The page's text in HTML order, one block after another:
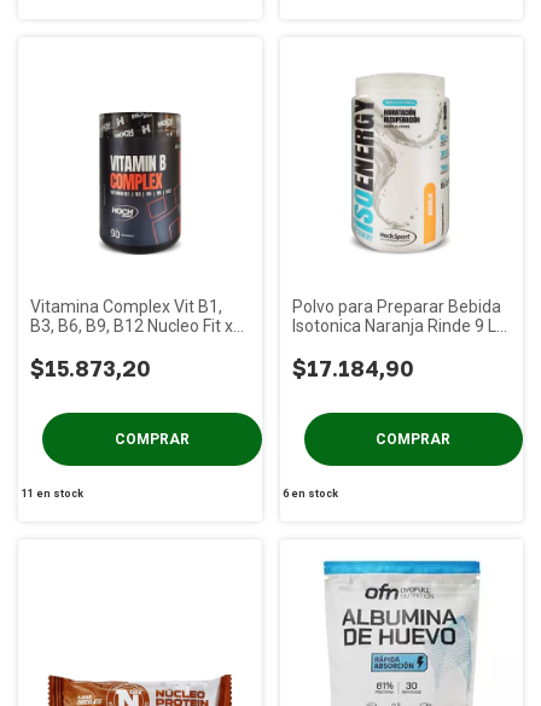
Vitamina Complex Vit B1,
B3, B6, B9, B12 Nucleo Fit x
$15.873,20
11 en stock
Polvo para Preparar Bebida
Isotonica Naranja Rinde 9 Lt
$17.184,90
6en stock